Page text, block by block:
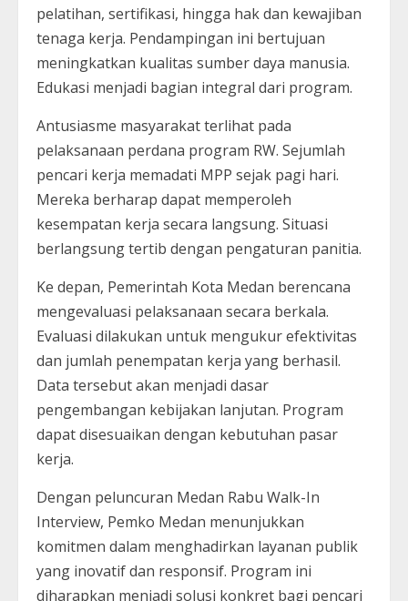
pelatihan, sertifikasi, hingga hak dan kewajiban
tenaga kerja. Pendampingan ini bertujuan
meningkatkan kualitas sumber daya manusia.
Edukasi menjadi bagian integral dari program.
Antusiasme masyarakat terlihat pada
pelaksanaan perdana program RW. Sejumlah
pencari kerja memadati MPP sejak pagi hari.
Mereka berharap dapat memperoleh
kesempatan kerja secara langsung. Situasi
berlangsung tertib dengan pengaturan panitia.
Ke depan, Pemerintah Kota Medan berencana
mengevaluasi pelaksanaan secara berkala.
Evaluasi dilakukan untuk mengukur efektivitas
dan jumlah penempatan kerja yang berhasil.
Data tersebut akan menjadi dasar
pengembangan kebijakan lanjutan. Program
dapat disesuaikan dengan kebutuhan pasar
kerja.
Dengan peluncuran Medan Rabu Walk-In
Interview, Pemko Medan menunjukkan
komitmen dalam menghadirkan layanan publik
yang inovatif dan responsif. Program ini
diharapkan menjadi solusi konkret bagi pencari